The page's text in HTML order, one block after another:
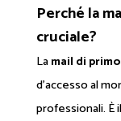
Perché la
cruciale?
Lamail di
d'accesso al
professionali. È